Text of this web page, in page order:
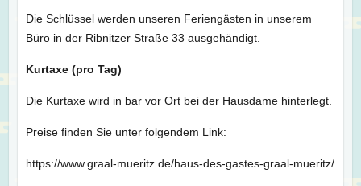
Die Schlüssel werden unseren Feriengästen in unserem
Büro in der Ribnitzer Straße 33 ausgehändigt.
Kurtaxe (pro Tag)
Die Kurtaxe wird in bar vor Ort bei der Hausdame hinterlegt.
Preise finden Sie unter folgendem Link:
https://www.graal-mueritz.de/haus-des-gastes-graal-mueritz/